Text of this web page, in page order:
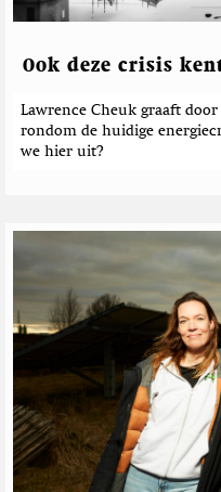
l
u
t
r
Ook deze crisis
Lawrence Cheuk graaft
rondom de huidige
we hier uit?